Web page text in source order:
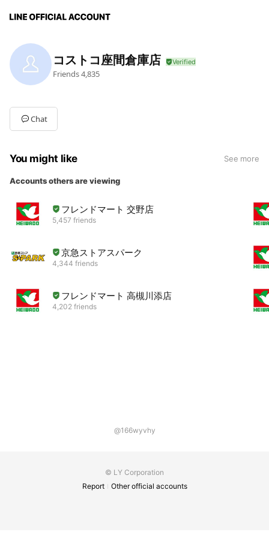
コストコ座間倉庫店
Friends4,835
Chat
You might like See more
Accounts others are viewing
フレンドマート 交野店
5,457 friends
京急ストアスパーク
4,344 friends
フレンドマート 高槻川添店
4,202 friends
@166wyvhy
© LY Corporation
Report
Other official accounts